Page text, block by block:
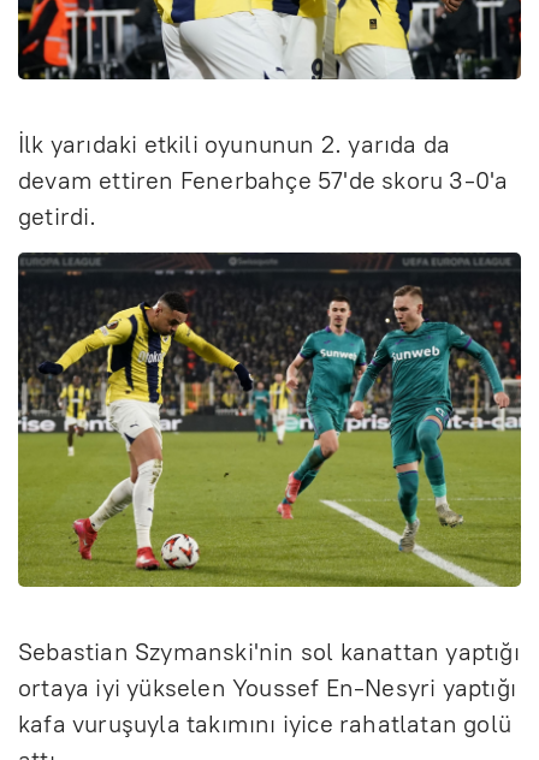
İlk yarıdaki etkili oyununun 2. yarıda da
devam ettiren Fenerbahçe 57'de skoru 3-0'a
getirdi.
Sebastian Szymanski'nin sol kanattan yaptığı
ortaya iyi yükselen Youssef En-Nesyri yaptığı
kafa vuruşuyla takımını iyice rahatlatan golü